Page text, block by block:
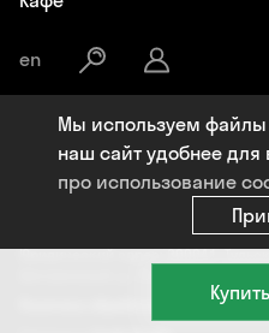
en
Общество с ограниченной
7107119964, ОГРН:
Тульская область, г. Тула, пер.
ЧУК «Музей станка», ИНН:
Юридический адрес: 300041,
Политика обработки
Мы используем файлы
наш сайт удобнее для
про использование